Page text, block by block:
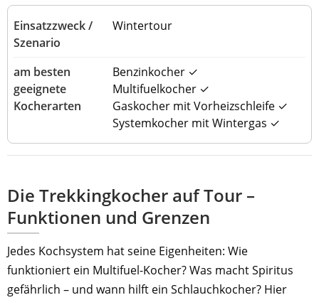
Wintertour
Benzinkocher ✓
Multifuelkocher ✓
Gaskocher mit Vorheizschleife ✓
Systemkocher mit Wintergas ✓
Die Trekkingkocher auf Tour –
Funktionen und Grenzen
Jedes Kochsystem hat seine Eigenheiten: Wie
funktioniert ein Multifuel-Kocher? Was macht Spiritus
gefährlich – und wann hilft ein Schlauchkocher? Hier